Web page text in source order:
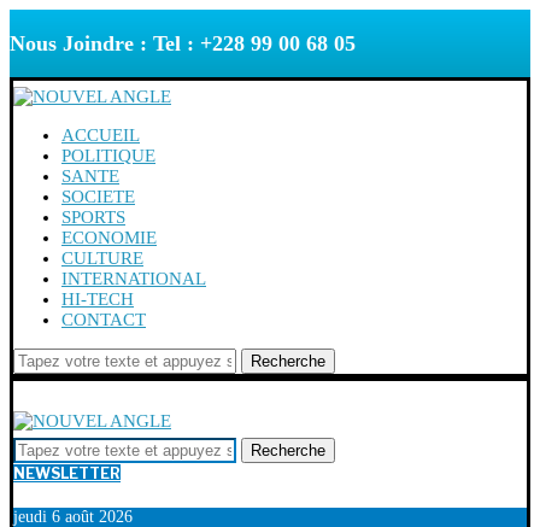
Nous Joindre : Tel : +228 99 00 68 05
ACCUEIL
POLITIQUE
SANTE
SOCIETE
SPORTS
ECONOMIE
CULTURE
INTERNATIONAL
HI-TECH
CONTACT
Recherche
Recherche
NEWSLETTER
jeudi 6 août 2026